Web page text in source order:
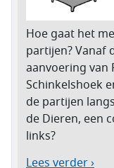
Hoe gaat het
partijen? Vanaf
aanvoering van
Schinkelshoek
de partijen
de Dieren, een
links?
Lees verder ›